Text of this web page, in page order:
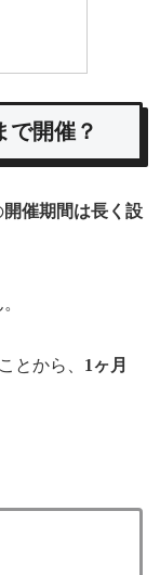
で開催？
開催期間は長く設
とから、 1ヶ月